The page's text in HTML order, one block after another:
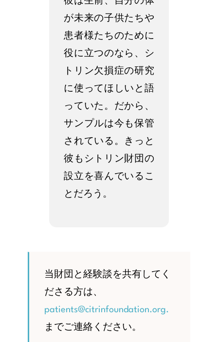
が未来の子供たちや
患者様たちのために
役に立つのなら、シ
トリン欠損症の研究
に使ってほしいと語
っていた。だから、
サンプルは今も保管
されている。きっと
彼もシトリン財団の
設立を喜んでいるこ
とだろう。
当財団と経験談を共有してく
ださる方は、
patients@citrinfoundation.org.
までご連絡ください。